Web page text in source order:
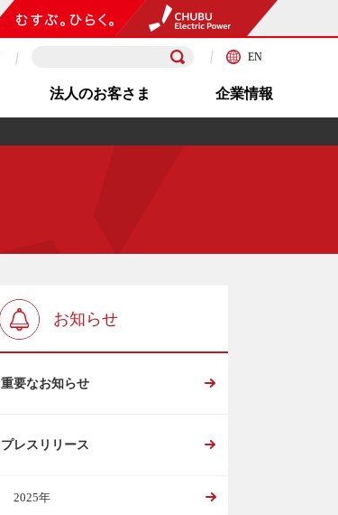
法人のお客さま 企業情報
EN
お知らせ
重要なお知らせ
プレスリリース
2025年